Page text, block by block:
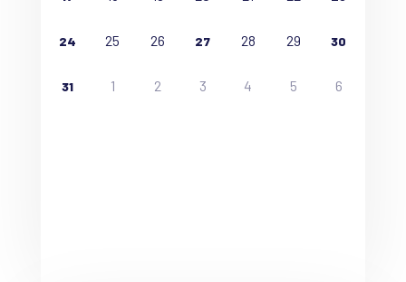
24 25 26 27 28 29 30
31 1 2 3 4 5 6